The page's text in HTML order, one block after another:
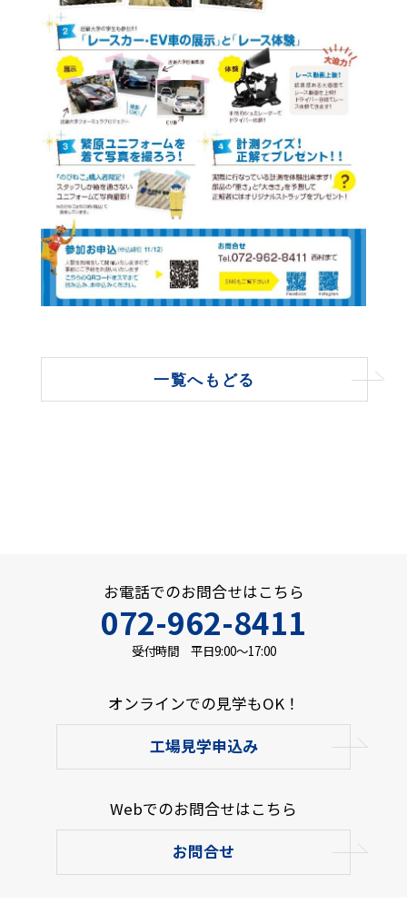
一覧へもどる
お電話でのお問合せはこちら
072-962-8411
受付時間 平日9:00～17:00
オンラインでの見学もOK！
工場見学申込み
Webでのお問合せはこちら
お問合せ